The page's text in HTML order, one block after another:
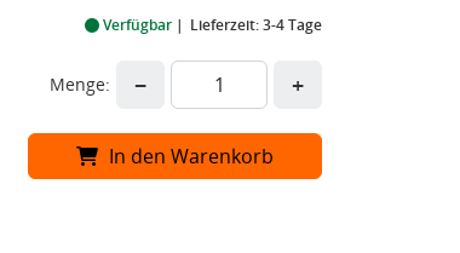
Verfügbar Lieferzeit: 3-4 Tage
Menge: − +
In den Warenkorb